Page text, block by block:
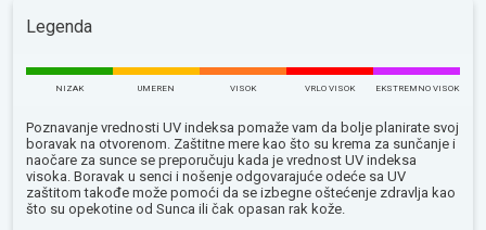
Legenda
NIZAK UMEREN VISOK VRLO VISOK EKSTREMNO VISOK
Poznavanje vrednosti UV indeksa pomaže vam da bolje planirate svoj
boravak na otvorenom. Zaštitne mere kao što su krema za sunčanje i
naočare za sunce se preporučuju kada je vrednost UV indeksa
visoka. Boravak u senci i nošenje odgovarajuće odeće sa UV
zaštitom takođe može pomoći da se izbegne oštećenje zdravlja kao
što su opekotine od Sunca ili čak opasan rak kože.